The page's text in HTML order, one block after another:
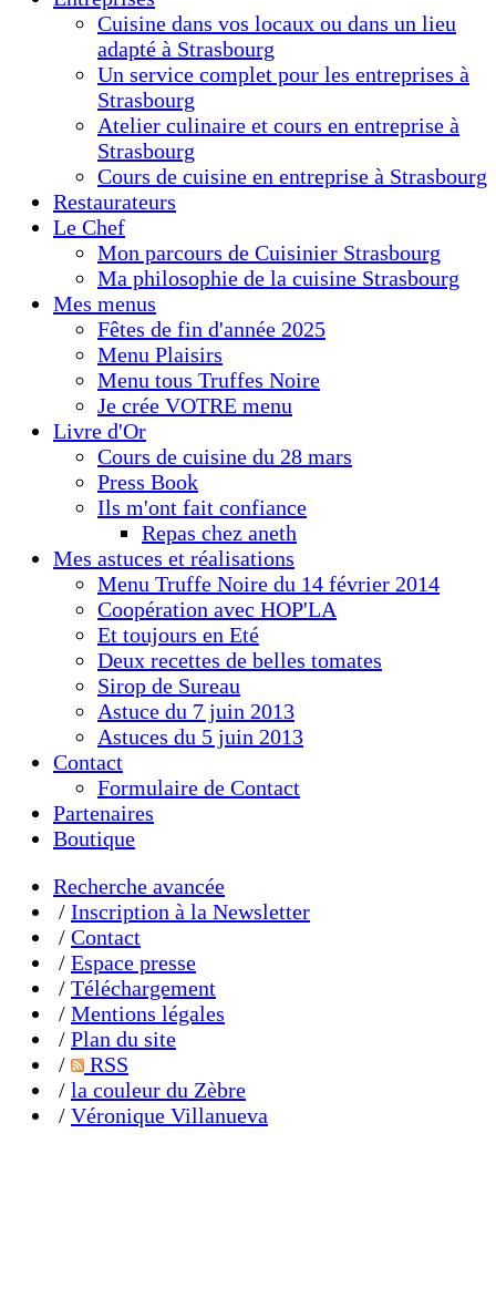
Cuisine dans vos locaux ou dans un lieu
adapté à Strasbourg
Un service complet pour les entreprises à
Strasbourg
Atelier culinaire et cours en entreprise à
Strasbourg
Cours de cuisine en entreprise à Strasbourg
Restaurateurs
Le Chef
Mon parcours de Cuisinier Strasbourg
Ma philosophie de la cuisine Strasbourg
Mes menus
Fêtes de fin d'année 2025
Menu Plaisirs
Menu tous Truffes Noire
Je crée VOTRE menu
Livre d'Or
Cours de cuisine du 28 mars
Press Book
Ils m'ont fait confiance
Repas chez aneth
Mes astuces et réalisations
Menu Truffe Noire du 14 février 2014
Coopération avec HOP'LA
Et toujours en Eté
Deux recettes de belles tomates
Sirop de Sureau
Astuce du 7 juin 2013
Astuces du 5 juin 2013
Contact
Formulaire de Contact
Partenaires
Boutique
Recherche avancée
/ Inscription à la Newsletter
/ Contact
/ Espace presse
/ Téléchargement
/ Mentions légales
/ Plan du site
/
RSS
/ la couleur du Zèbre
/ Véronique Villanueva